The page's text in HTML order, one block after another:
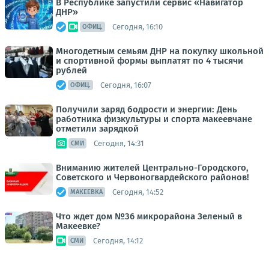
В Республике запустили сервис «Навигатор
ДНР»
ОФИЦ. Сегодня, 16:10
Многодетным семьям ДНР на покупку школьной
и спортивной формы выплатят по 4 тысячи
рублей
ОФИЦ. Сегодня, 16:07
Получили заряд бодрости и энергии: День
работника физкультуры и спорта макеевчане
отметили зарядкой
СМИ Сегодня, 14:31
Вниманию жителей Центрально-Городского,
Советского и Червоногвардейского районов!
МАКЕЕВКА Сегодня, 14:52
Что ждет дом №36 микрорайона Зеленый в
Макеевке?
СМИ Сегодня, 14:12